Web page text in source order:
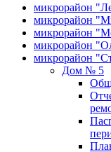
микрорайон
микрорайон
микрорайон
микрорайон
микрорайон
Дом № 5